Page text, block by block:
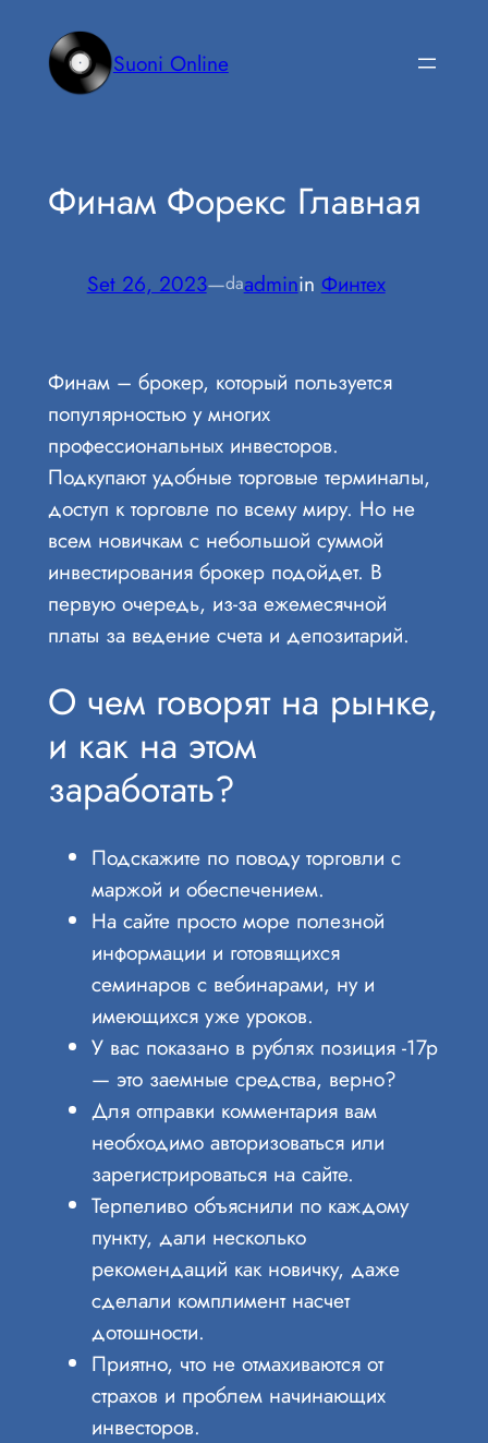
contenuto
Suoni Online
Финам Форекс Главная
Set 26, 2023—daadminin Финтех
Финам – брокер, который пользуется
популярностью у многих
профессиональных инвесторов.
Подкупают удобные торговые терминалы,
доступ к торговле по всему миру. Но не
всем новичкам с небольшой суммой
инвестирования брокер подойдет. В
первую очередь, из-за ежемесячной
платы за ведение счета и депозитарий.
О чем говорят на рынке,
и как на этом
заработать?
Подскажите по поводу торговли с
маржой и обеспечением.
На сайте просто море полезной
информации и готовящихся
семинаров с вебинарами, ну и
имеющихся уже уроков.
У вас показано в рублях позиция -17р
— это заемные средства, верно?
Для отправки комментария вам
необходимо авторизоваться или
зарегистрироваться на сайте.
Терпеливо объяснили по каждому
пункту, дали несколько
рекомендаций как новичку, даже
сделали комплимент насчет
дотошности.
Приятно, что не отмахиваются от
страхов и проблем начинающих
инвесторов.